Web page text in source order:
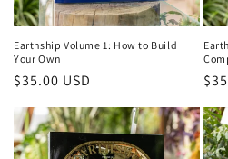
Earthship Volume 1: How to Build
Your Own
Prezzo
listino
$35.00 USD